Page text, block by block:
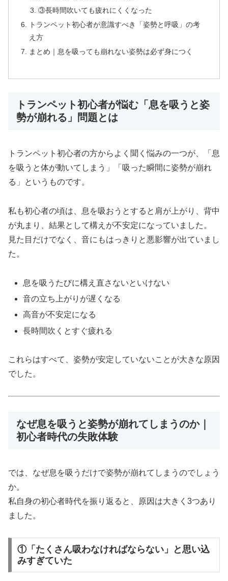
③長時間吹いても疲れにくくなった
トランペット初心者が意識すべき「姿勢と呼吸」の考
え方
まとめ｜息を吸っても崩れない姿勢は必ず身につく
トランペット初心者が悩む「息を吸うと姿
勢が崩れる」問題とは
トランペット初心者の方からよく聞く悩みの一つが、「息
を吸うと体が動いてしまう」「吸った瞬間に姿勢が崩れ
る」というものです。
私も初心者の頃は、息を吸おうとすると肩が上がり、背中
が丸まり、結果として構えが不安定になっていました。
見た目だけでなく、音にもはっきりと悪影響が出ていまし
た。
息を吸うたびに構え直さないといけない
音の立ち上がりが遅くなる
高音が不安定になる
長時間吹くとすぐ疲れる
これらはすべて、姿勢が安定していないことが大きな原因
でした。
なぜ息を吸うと姿勢が崩れてしまうのか｜
初心者時代の失敗体験
では、なぜ息を吸うだけで姿勢が崩れてしまうのでしょう
か。
私自身の初心者時代を振り返ると、原因は大きく3つあり
ました。
①「たくさん吸わなければならない」と思い込
みすぎていた